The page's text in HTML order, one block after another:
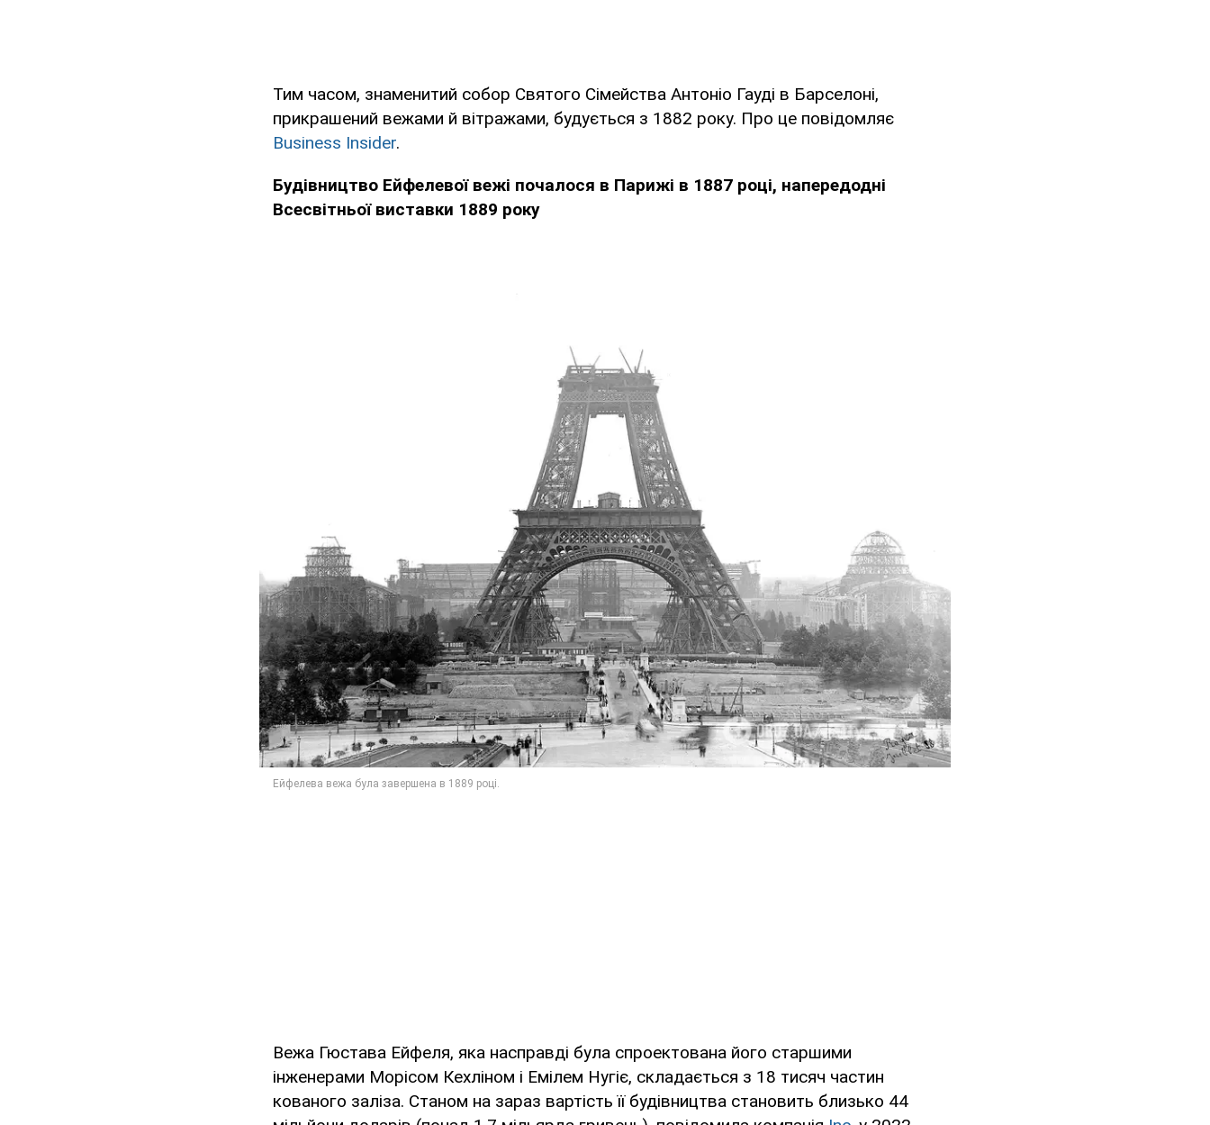
Тим часом, знаменитий собор Святого Сімейства Антоніо Гауді в Барселоні,
прикрашений вежами й вітражами, будується з 1882 року. Про це повідомляє
Business Insider.
Будівництво Ейфелевої вежі почалося в Парижі в 1887 році, напередодні
Всесвітньої виставки 1889 року
Вежа Гюстава Ейфеля, яка насправді була спроектована його старшими
інженерами Морісом Кехліном і Емілем Нугіє, складається з 18 тисяч частин
кованого заліза. Станом на зараз вартість її будівництва становить близько 44